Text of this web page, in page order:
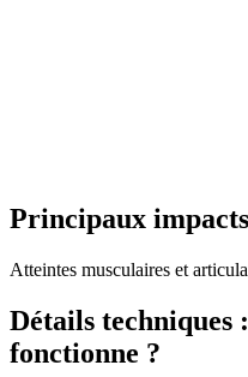
Principaux
Atteintes musculaires et
Détails techniques
fonctionne ?